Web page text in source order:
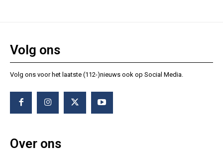
Volg ons
Volg ons voor het laatste (112-)nieuws ook op Social Media.
Over ons